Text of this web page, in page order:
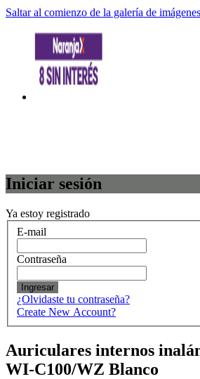
Saltar al comienzo de la galería de imágenes
Iniciar sesión
Ya estoy registrado
E-mail
Contraseña
Ingresar
¿Olvidaste tu contraseña?
Create New Account?
Auriculares internos
WI-C100/WZ Blanco